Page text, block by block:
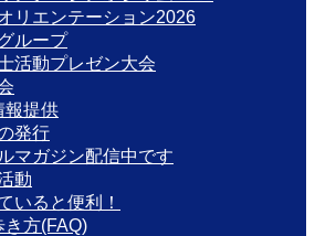
リエンテーション2026
ループ
活動プレゼン大会
報提供
発行
マガジン配信中です
動
いると便利！
き方(FAQ)